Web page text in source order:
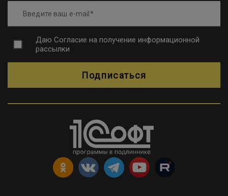
Введите ваш e-mail
Даю Согласие на получение информационной
рассылки
Подписаться